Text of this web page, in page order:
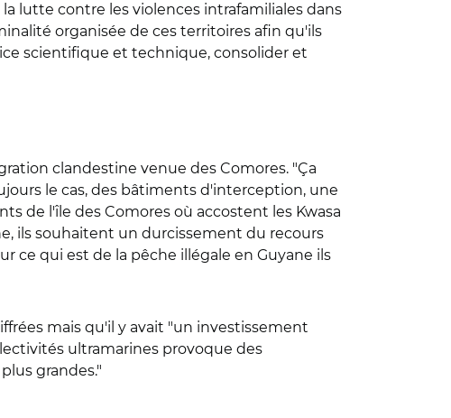
lutte contre les violences intrafamiliales dans
organisée de ces territoires afin qu'ils
scientifique et technique, consolider et
clandestine venue des Comores. "Ça
le cas, des bâtiments d'interception, une
de l'île des Comores où accostent les Kwasa
ils souhaitent un durcissement du recours
ce qui est de la pêche illégale en Guyane ils
mais qu'il y avait "un investissement
ultramarines provoque des
grandes."